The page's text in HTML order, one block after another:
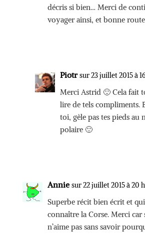
décris si bien… Merci de
voyager ainsi, et bonne
Piotr sur 23 juillet 2015 à
Merci Astrid 🙂 Cela fait
lire de tels compliments.
toi, gèle pas tes pieds au
polaire 🙂
Annie sur 22 juillet 2015 à 20
Superbe récit bien écrit et
connaître la Corse. Merci car
n’aime pas sans savoir